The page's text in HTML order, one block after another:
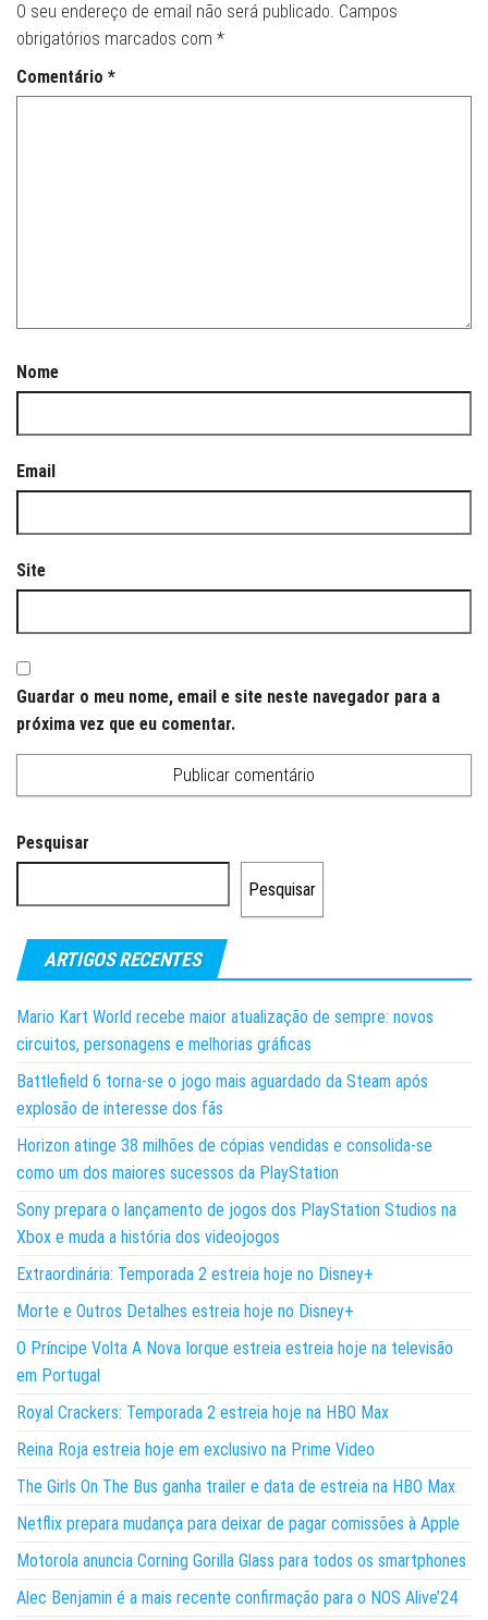
O seu endereço de email não será publicado. Campos
obrigatórios marcados com *
Comentário *
Nome
Email
Site
Guardar o meu nome, email e site neste navegador para a
próxima vez que eu comentar.
Pesquisar
Pesquisar
ARTIGOS RECENTES
Mario Kart World recebe maior atualização de sempre: novos
circuitos, personagens e melhorias gráficas
Battlefield 6 torna-se o jogo mais aguardado da Steam após
explosão de interesse dos fãs
Horizon atinge 38 milhões de cópias vendidas e consolida-se
como um dos maiores sucessos da PlayStation
Sony prepara o lançamento de jogos dos PlayStation Studios na
Xbox e muda a história dos videojogos
Extraordinária: Temporada 2 estreia hoje no Disney+
Morte e Outros Detalhes estreia hoje no Disney+
O Príncipe Volta A Nova Iorque estreia estreia hoje na televisão
em Portugal
Royal Crackers: Temporada 2 estreia hoje na HBO Max
Reina Roja estreia hoje em exclusivo na Prime Video
The Girls On The Bus ganha trailer e data de estreia na HBO Max
Netflix prepara mudança para deixar de pagar comissões à Apple
Motorola anuncia Corning Gorilla Glass para todos os smartphones
Alec Benjamin é a mais recente confirmação para o NOS Alive’24